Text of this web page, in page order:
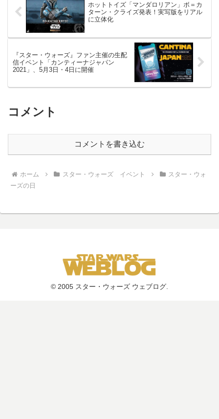
ホットトイズ「マンダロリアン」ボ＝カ
ターン・クライズ発表！実写版をリアル
に立体化
『スター・ウォーズ』ファン主催の生配
信イベント「カンティーナジャパン
2021」、5月3日・4日に開催
コメント
コメントを書き込む
ホーム スター・ウォーズ イベント
スター・ウォ
ーズの日
© 2005 スター・ウォーズ ウェブログ.